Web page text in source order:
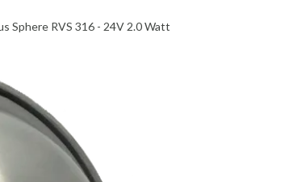
Sphere RVS 316 - 24V 2.0 Watt